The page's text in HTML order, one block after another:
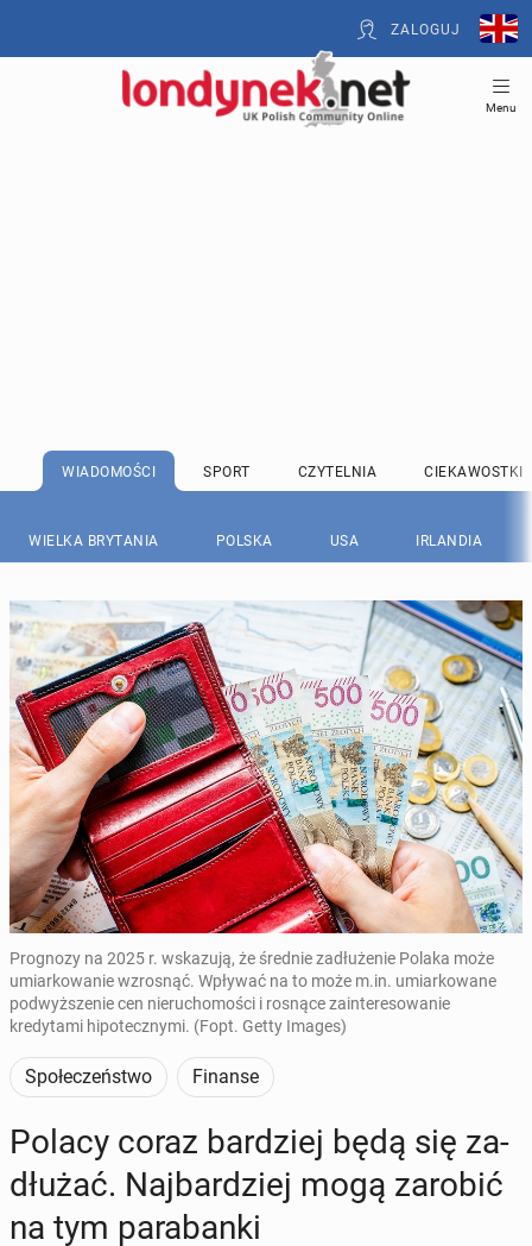
ZALOGUJ
Menu
WIADOMOŚCI SPORT CZYTELNIA CIEKAWOSTKI
WIELKA BRYTANIA POLSKA USA IRLANDIA
Prognozy na 2025 r. wskazują, że średnie zadłużenie Polaka może
umiarkowanie wzrosnąć. Wpływać na to może m.in. umiarkowane
podwyższenie cen nieruchomości i rosnące zainteresowanie
kredytami hipotecznymi. (Fopt. Getty Images)
Społeczeństwo Finanse
Polacy coraz bar­dziej będą się za­
dłu­żać. Naj­bar­dziej mogą zarobić
na tym pa­ra­ban­ki